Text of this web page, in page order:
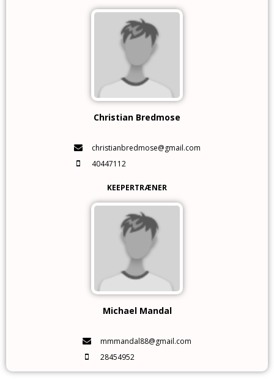
Christian Bredmose
christianbredmose@gmail.com
40447112
KEEPERTRÆNER
Michael Mandal
mmmandal88@gmail.com
28454952